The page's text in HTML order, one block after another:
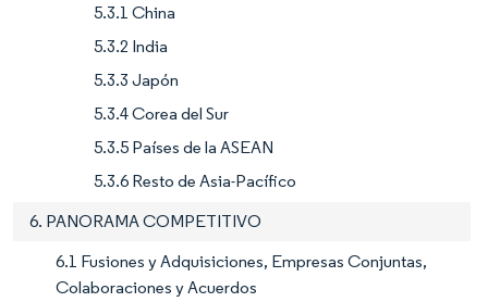
5.3.1 China
5.3.2 India
5.3.3 Japón
5.3.4 Corea del Sur
5.3.5 Países de la ASEAN
5.3.6 Resto de Asia-Pacífico
6. PANORAMA COMPETITIVO
6.1 Fusiones y Adquisiciones, Empresas Conjuntas,
Colaboraciones y Acuerdos